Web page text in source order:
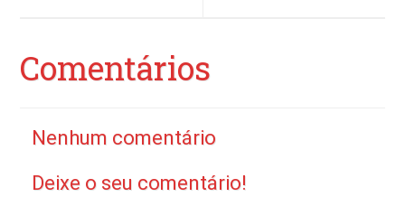
Comentários
Nenhum comentário
Deixe o seu comentário!